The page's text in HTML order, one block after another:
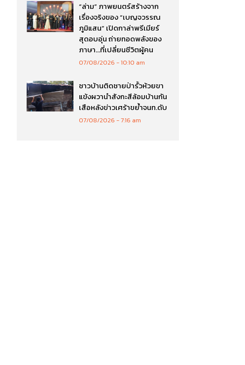
“ล่าม” ภาพยนตร์สร้างจาก
เรื่องจริงของ “เบญจวรรณ
ภูมิแสน” เปิดกาล่าพรีเมียร์
สุดอบอุ่น ถ่ายทอดพลังของ
ภาษา…ที่เปลี่ยนชีวิตผู้คน
07/08/2026 10:10 am
ชาวบ้านติดชายป่ารั้วห้วยขา
แข้งผวานำสังกะสีล้อมบ้านกัน
เสือหลังข่าวเศร้าขย้ำจนท.ดับ
07/08/2026 7:16 am